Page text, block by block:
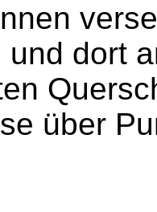
und dort
über